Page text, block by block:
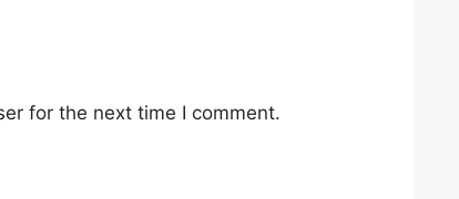
for the next time I comment.